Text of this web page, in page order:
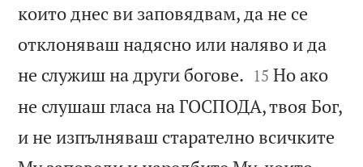
които днес ви заповядвам, да не се
отклоняваш надясно или наляво и да
не служиш на други богове. 

15 Но ако
не слушаш гласа на ГОСПОДА, твоя Бог,
и не изпълняваш старателно всичките